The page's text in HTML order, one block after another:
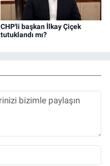
CHP'li başkan İlkay Çiçek
tutuklandı mı?